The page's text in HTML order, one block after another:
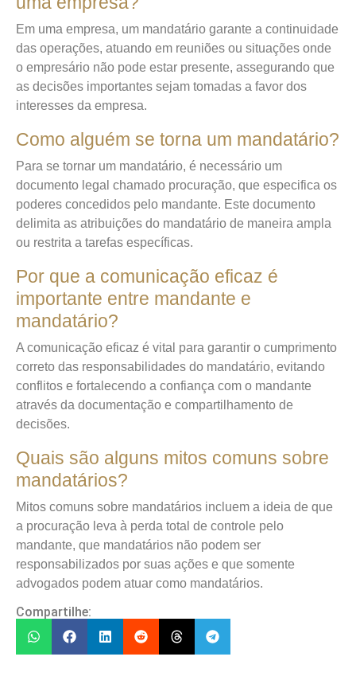
Em uma empresa, um mandatário garante a continuidade
das operações, atuando em reuniões ou situações onde
o empresário não pode estar presente, assegurando que
as decisões importantes sejam tomadas a favor dos
interesses da empresa.
Como alguém se torna um mandatário?
Para se tornar um mandatário, é necessário um
documento legal chamado procuração, que especifica os
poderes concedidos pelo mandante. Este documento
delimita as atribuições do mandatário de maneira ampla
ou restrita a tarefas específicas.
Por que a comunicação eficaz é
importante entre mandante e
mandatário?
A comunicação eficaz é vital para garantir o cumprimento
correto das responsabilidades do mandatário, evitando
conflitos e fortalecendo a confiança com o mandante
através da documentação e compartilhamento de
decisões.
Quais são alguns mitos comuns sobre
mandatários?
Mitos comuns sobre mandatários incluem a ideia de que
a procuração leva à perda total de controle pelo
mandante, que mandatários não podem ser
responsabilizados por suas ações e que somente
advogados podem atuar como mandatários.
Compartilhe: